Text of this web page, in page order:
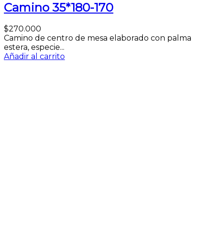
Camino 35*180-170
$270.000
Camino de centro de mesa elaborado con palma
estera, especie...
Añadir al carrito